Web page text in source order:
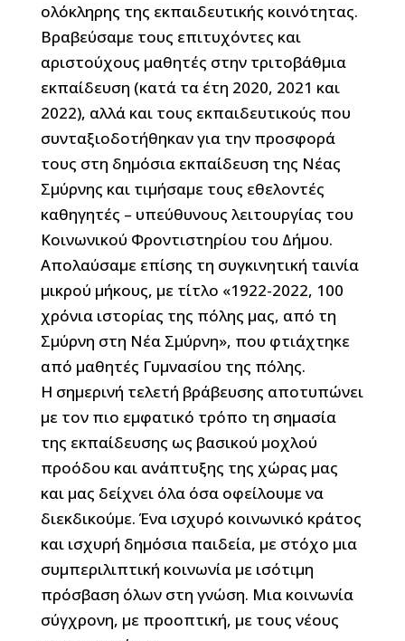
ολόκληρης της εκπαιδευτικής κοινότητας.
Βραβεύσαμε τους επιτυχόντες και
αριστούχους μαθητές στην τριτοβάθμια
εκπαίδευση (κατά τα έτη 2020, 2021 και
2022), αλλά και τους εκπαιδευτικούς που
συνταξιοδοτήθηκαν για την προσφορά
τους στη δημόσια εκπαίδευση της Νέας
Σμύρνης και τιμήσαμε τους εθελοντές
καθηγητές – υπεύθυνους λειτουργίας του
Κοινωνικού Φροντιστηρίου του Δήμου.
Απολαύσαμε επίσης τη συγκινητική ταινία
μικρού μήκους, με τίτλο «1922-2022, 100
χρόνια ιστορίας της πόλης μας, από τη
Σμύρνη στη Νέα Σμύρνη», που φτιάχτηκε
από μαθητές Γυμνασίου της πόλης.
Η σημερινή τελετή βράβευσης αποτυπώνει
με τον πιο εμφατικό τρόπο τη σημασία
της εκπαίδευσης ως βασικού μοχλού
προόδου και ανάπτυξης της χώρας μας
και μας δείχνει όλα όσα οφείλουμε να
διεκδικούμε. Ένα ισχυρό κοινωνικό κράτος
και ισχυρή δημόσια παιδεία, με στόχο μια
συμπεριλιπτική κοινωνία με ισότιμη
πρόσβαση όλων στη γνώση. Μια κοινωνία
σύγχρονη, με προοπτική, με τους νέους